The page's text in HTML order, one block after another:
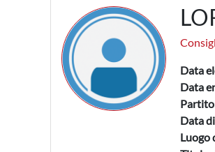
Data
Data
Data
Luogo